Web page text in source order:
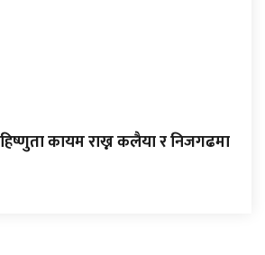
कायम राख्न कलैया र निजगढमा